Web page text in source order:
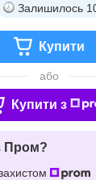
Залишилось
Купити
або
Купити з
Пром?